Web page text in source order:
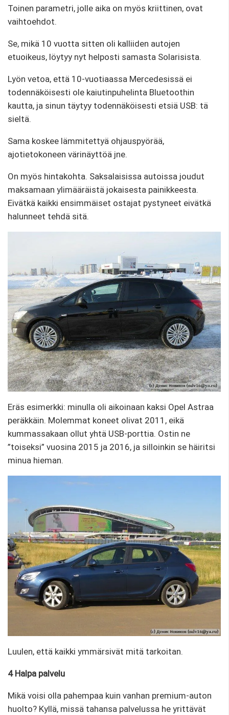
Toinen parametri, jolle aika on myös kriittinen, ovat
vaihtoehdot.
Se, mikä 10 vuotta sitten oli kalliiden autojen
etuoikeus, löytyy nyt helposti samasta Solarisista.
Lyön vetoa, että 10-vuotiaassa Mercedesissä ei
todennäköisesti ole kaiutinpuhelinta Bluetoothin
kautta, ja sinun täytyy todennäköisesti etsiä USB: tä
sieltä.
Sama koskee lämmitettyä ohjauspyörää,
ajotietokoneen värinäyttöä jne.
On myös hintakohta. Saksalaisissa autoissa joudut
maksamaan ylimääräistä jokaisesta painikkeesta.
Eivätkä kaikki ensimmäiset ostajat pystyneet eivätkä
halunneet tehdä sitä.
Eräs esimerkki: minulla oli aikoinaan kaksi Opel Astraa
peräkkäin. Molemmat koneet olivat 2011, eikä
kummassakaan ollut yhtä USB-porttia. Ostin ne
”toiseksi” vuosina 2015 ja 2016, ja silloinkin se häiritsi
minua hieman.
Luulen, että kaikki ymmärsivät mitä tarkoitan.
4 Halpa palvelu
Mikä voisi olla pahempaa kuin vanhan premium-auton
huolto? Kyllä, missä tahansa palvelussa he yrittävät